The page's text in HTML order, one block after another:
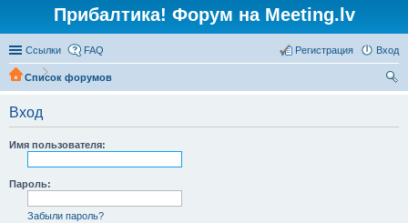
Прибалтика! Форум на Meeting.lv
Ссылки FAQ Вход
Регистрация
Список форумов
Вход
Имя пользователя:
Пароль:
Забыли пароль?